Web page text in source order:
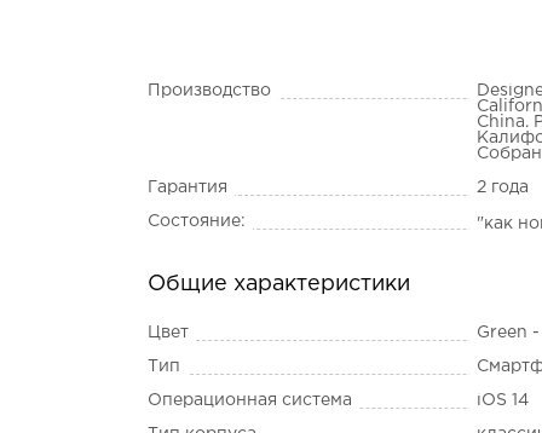
Производство
China.
Гарантия 2 года
Состояние: "как
Общие характеристики
Цвет Green
Тип
Операционная система iOS 14